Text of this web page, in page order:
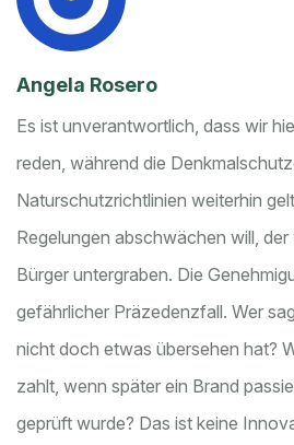
Angela Rosero
Es ist unverantwortlich, dass wir
reden, während die
Naturschutzrichtlinien weiterhin
Regelungen abschwächen will,
Bürger untergraben. Die
gefährlicher Präzedenzfall. Wer
nicht doch etwas übersehen hat?
zahlt, wenn später ein Brand
geprüft wurde? Das ist keine